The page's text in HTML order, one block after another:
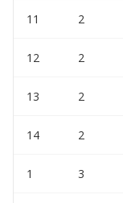
11 2
12 2
13 2
14 2
1 3